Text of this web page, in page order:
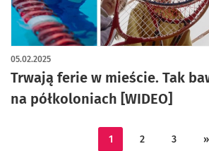
Trwają ferie w mieście. Tak
na półkoloniach [WIDEO]
05.02.2025
1 2 3 »